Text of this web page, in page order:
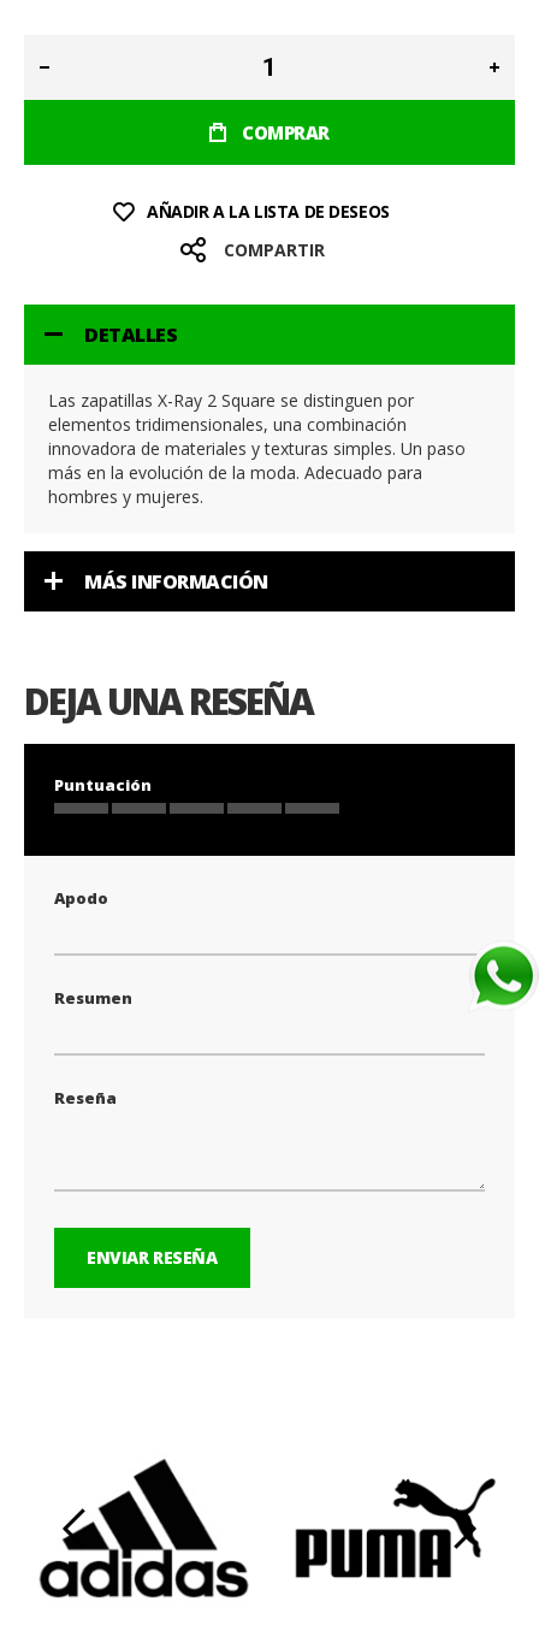
COMPRAR
AÑADIR A LA LISTA DE DESEOS
COMPARTIR
DETALLES
Las zapatillas X-Ray 2 Square se distinguen por
elementos tridimensionales, una combinación
innovadora de materiales y texturas simples. Un paso
más en la evolución de la moda. Adecuado para
hombres y mujeres.
MÁS INFORMACIÓN
DEJA UNA RESEÑA
Puntuación
star
stars
stars
stars
stars
Apodo
Resumen
Reseña
ENVIAR RESEÑA
‹ ›